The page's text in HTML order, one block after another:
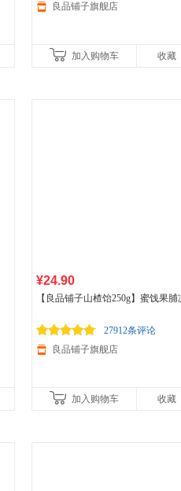
良品铺子旗舰店
加入购物车 收藏
¥24.90
【良品铺子山楂饴250g】蜜饯果脯
27912条评论
良品铺子旗舰店
加入购物车 收藏